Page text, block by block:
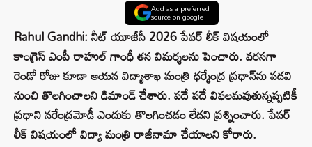
Add as a preferred
source on google
Rahul Gandhi: నీట్ యూజీసీ 2026 పేపర్ లీక్ విషయంలో
కాంగ్రెస్ ఎంపీ రాహుల్ గాంధీ తన విమర్శలను పెంచారు. వరసగా
రెండో రోజు కూడా ఆయన విద్యాశాఖ మంత్రి ధర్మేంద్ర ప్రధాన్‌ను పదవి
నుంచి తొలగించాలని డిమాండ్ చేశారు. పదే పదే విఫలమవుతున్నప్పటికీ
ప్రధాని నరేంద్రమోడీ ఎందుకు తొలగించడం లేదని ప్రశ్నించారు. పేపర్
లీక్ విషయంలో విద్యా మంత్రి రాజీనామా చేయాలని కోరారు.